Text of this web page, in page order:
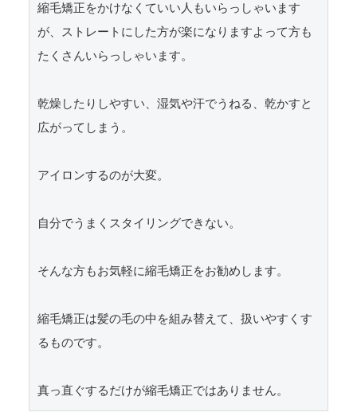
縮毛矯正をかけなくていい人もいらっしゃいます
が、ストレートにした方が楽になりますよって方も
たくさんいらっしゃいます。
乾燥したりしやすい、湿気や汗でうねる、乾かすと
広がってしまう。
アイロンするのが大変。
自分でうまくスタイリングできない。
そんな方もお気軽に縮毛矯正をお勧めします。
縮毛矯正は髪の毛の中を組み替えて、扱いやすくす
るものです。
真っ直ぐするだけが縮毛矯正ではありません。